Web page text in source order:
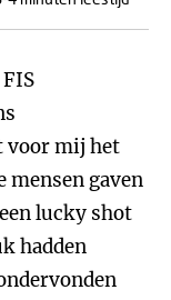
voor mij het
mensen gaven
lucky shot
hadden